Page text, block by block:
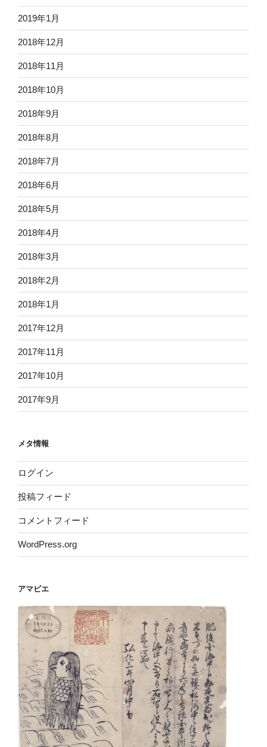
2019年1月
2018年12月
2018年11月
2018年10月
2018年9月
2018年8月
2018年7月
2018年6月
2018年5月
2018年4月
2018年3月
2018年2月
2018年1月
2017年12月
2017年11月
2017年10月
2017年9月
メタ情報
ログイン
投稿フィード
コメントフィード
WordPress.org
アマビエ